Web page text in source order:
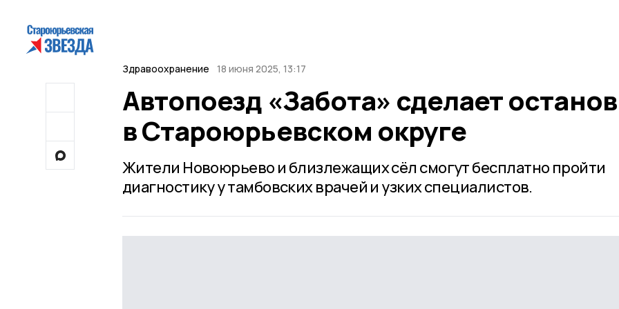
Здравоохранение 18 июня 2025, 13:17
Автопоезд «Забота» сделает
в Староюрьевском округе
Жители Новоюрьево и близлежащих сёл смогут бесплатно пройти
диагностику у тамбовских врачей и узких специалистов.